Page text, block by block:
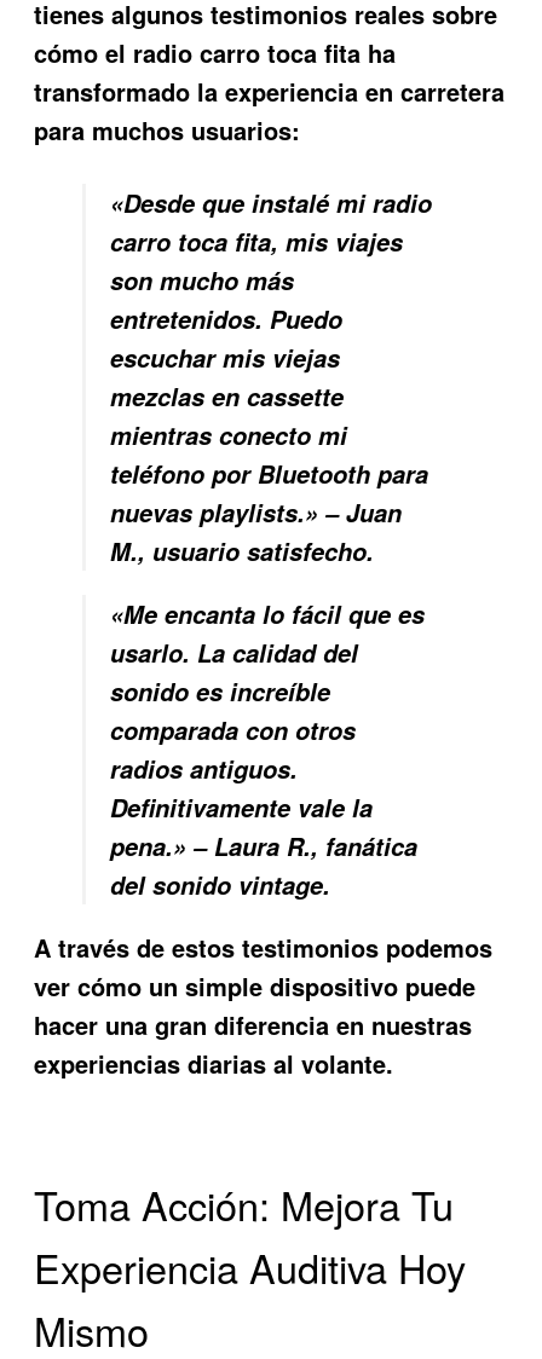
tienes algunos testimonios reales sobre
cómo el radio carro toca fita ha
transformado la experiencia en carretera
para muchos usuarios:
«Desde que instalé mi radio
carro toca fita, mis viajes
son mucho más
entretenidos. Puedo
escuchar mis viejas
mezclas en cassette
mientras conecto mi
teléfono por Bluetooth para
nuevas playlists.» – Juan
M., usuario satisfecho.
«Me encanta lo fácil que es
usarlo. La calidad del
sonido es increíble
comparada con otros
radios antiguos.
Definitivamente vale la
pena.» – Laura R., fanática
del sonido vintage.
A través de estos testimonios podemos
ver cómo un simple dispositivo puede
hacer una gran diferencia en nuestras
experiencias diarias al volante.
Toma Acción: Mejora Tu
Experiencia Auditiva Hoy
Mismo